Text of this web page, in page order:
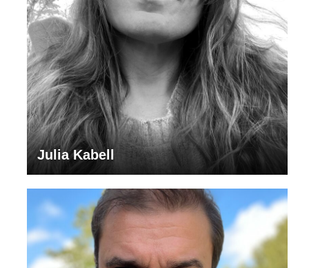
Julia Kabell